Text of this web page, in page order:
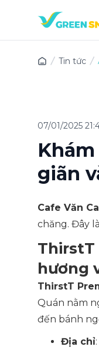
Tin tức
07/01/2025
giãn
Cafe Văn
chăng. Đây
ThirstT
hương
ThirstT
Quán nằm
đến bánh
Địa chỉ: